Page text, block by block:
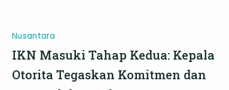
IKN
Nusantara
IKN Masuki Tahap Kedua: Kepala
Otorita Tegaskan Komitmen dan